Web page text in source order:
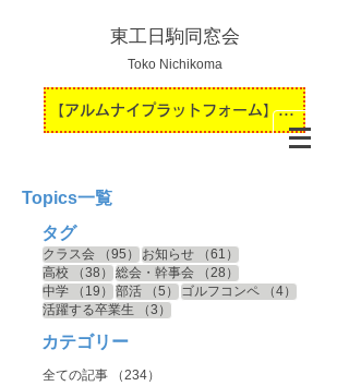
東工日駒同窓会
Toko Nichikoma
【アルムナイプラットフォーム】運用開始のお知らせ
Topics一覧
タグ
クラス会 （95） 95件の記事
お知らせ （61）
高校
（38） 38件の記事
総会・幹事会 （28）
中学
（19） 19件の記事
部活 （5） 5件の記事
ゴルフコンペ （4）
活躍する卒業生
（3）
カテゴリー
全ての記事 （234）